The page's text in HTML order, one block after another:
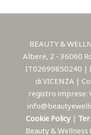
BEAUTY &
Albere, 2 - 36060
IT02699850240 |
di VICENZA |
registro imprese:
Cookie Policy |
Beauty & Wellness